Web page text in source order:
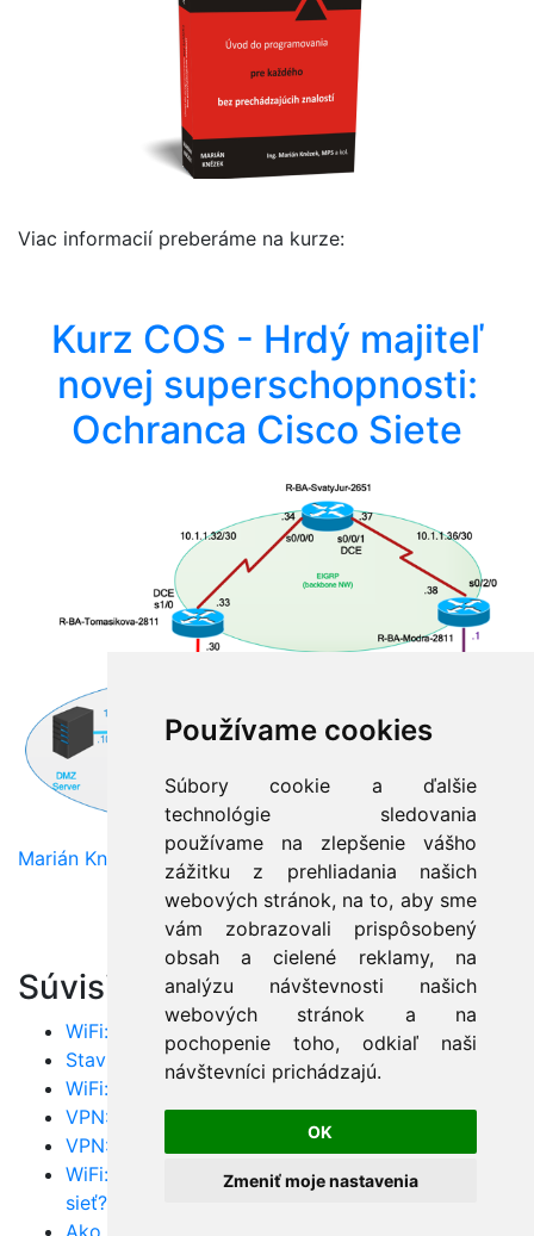
Používame cookies
Súbory cookie a ďalšie
technológie sledovania
používame na zlepšenie vášho
zážitku z prehliadania našich
webových stránok, na to, aby sme
vám zobrazovali prispôsobený
obsah a cielené reklamy, na
analýzu návštevnosti našich
webových stránok a na
pochopenie toho, odkiaľ naši
návštevníci prichádzajú.
OK
Zmeniť moje nastavenia
Viac informacií preberáme na kurze:
Kurz COS - Hrdý majiteľ
novej superschopnosti:
Ochranca Cisco Siete
Marián Knězek
Súvisiace články:
WiFi: Dá sa hacknúť WPA2?
Stavba bezdrôtovej siete WiFi
WiFi: Nerušte ostatných a nebuďte rušení!
VPN: Skutočne bezpečná VPN je SSTP!
VPN: IKEv2 je bezpečná a robustná VPN!
WiFi: Poskytuje RADIUS server nepriestrelnú WiFi
sieť?
Ako nastaviť multicast?